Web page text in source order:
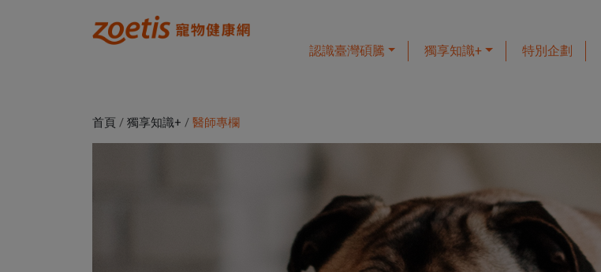
認識臺灣碩騰 獨享知識+ 特別企劃
首頁 / 獨享知識+ / 醫師專欄